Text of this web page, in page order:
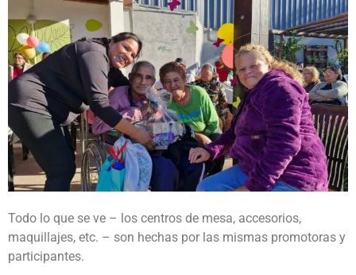
Todo lo que se ve – los centros de mesa, accesorios,
maquillajes, etc. – son hechas por las mismas promotoras y
participantes.